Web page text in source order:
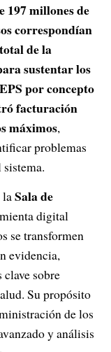
197 millones de
correspondían
de la
sustentar los
por concepto
facturación
máximos,
problemas
laSala de
digital
se transformen
evidencia,
sobre
Su propósito
de los
y análisis